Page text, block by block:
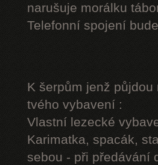
narušuje morálku
Telefonní spojení
K šerpům jenž
tvého vybavení :
Vlastní lezecké
Karimatka, spacák,
sebou - při předávání